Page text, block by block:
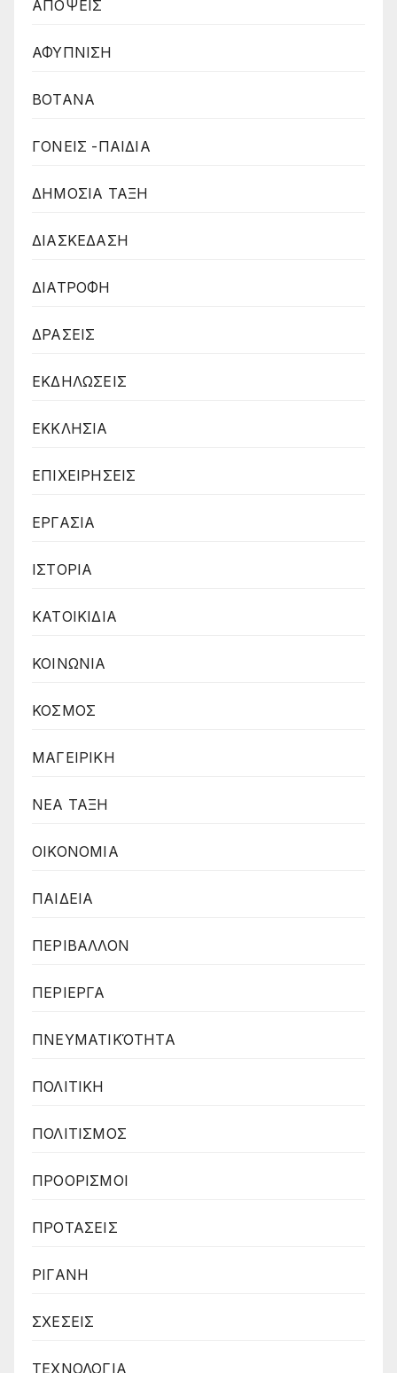
ΑΠΟΨΕΙΣ
ΑΦΥΠΝΙΣΗ
ΒΟΤΑΝΑ
ΓΟΝΕΙΣ -ΠΑΙΔΙΑ
ΔΗΜΟΣΙΑ ΤΑΞΗ
ΔΙΑΣΚΕΔΑΣΗ
ΔΙΑΤΡΟΦΗ
ΔΡΑΣΕΙΣ
ΕΚΔΗΛΩΣΕΙΣ
ΕΚΚΛΗΣΙΑ
ΕΠΙΧΕΙΡΗΣΕΙΣ
ΕΡΓΑΣΙΑ
ΙΣΤΟΡΙΑ
ΚΑΤΟΙΚΙΔΙΑ
ΚΟΙΝΩΝΙΑ
ΚΟΣΜΟΣ
ΜΑΓΕΙΡΙΚΗ
ΝΕΑ ΤΑΞΗ
ΟΙΚΟΝΟΜΙΑ
ΠΑΙΔΕΙΑ
ΠΕΡΙΒΑΛΛΟΝ
ΠΕΡΙΕΡΓΑ
ΠΝΕΥΜΑΤΙΚΌΤΗΤΑ
ΠΟΛΙΤΙΚΗ
ΠΟΛΙΤΙΣΜΟΣ
ΠΡΟΟΡΙΣΜΟΙ
ΠΡΟΤΑΣΕΙΣ
ΡΙΓΑΝΗ
ΣΧΕΣΕΙΣ
ΤΕΧΝΟΛΟΓΙΑ